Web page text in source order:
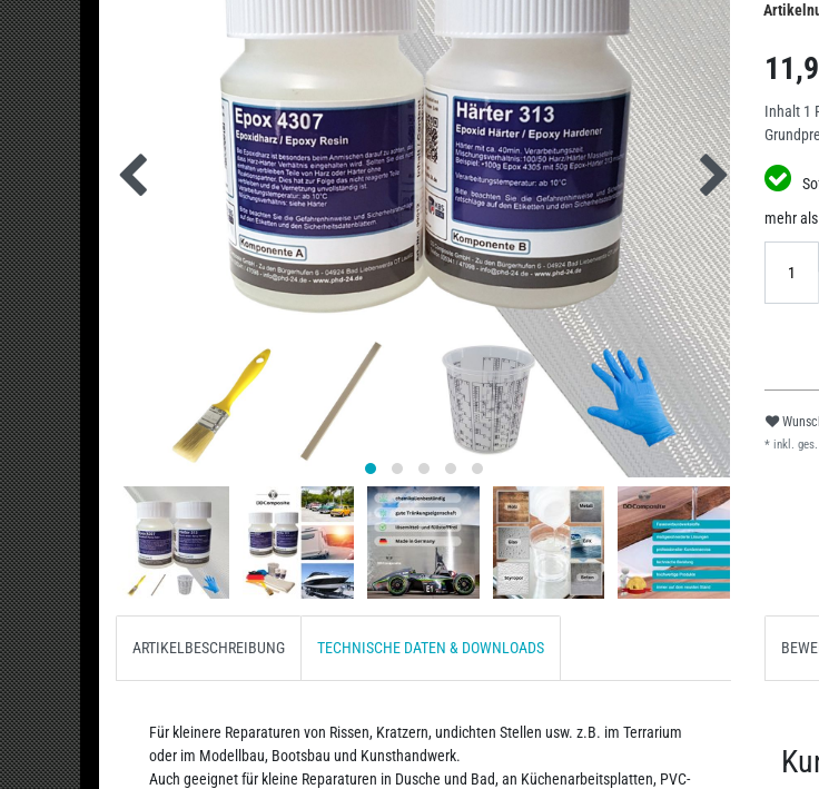
Inhalt 1
mehr als
* inkl.
ARTIKELBESCHREIBUNG TECHNISCHE DATEN & DOWNLOADS
Für kleinere Reparaturen von Rissen, Kratzern, undichten Stellen usw. z.B. im Terrarium
oder im Modellbau, Bootsbau und Kunsthandwerk.
Auch geeignet für kleine Reparaturen in Dusche und Bad, an Küchenarbeitsplatten, PVC-